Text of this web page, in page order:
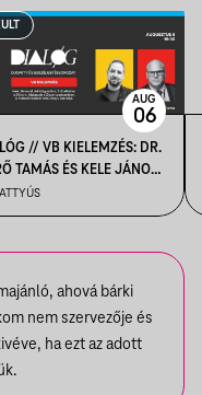
// VB KIELEMZÉS: DR.
TAMÁS ÉS KELE JÁNOS
AUG
06
ahová bárki
nem szervezője és
ha ezt az adott